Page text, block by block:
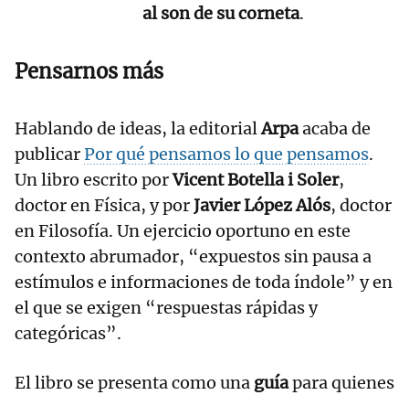
al son de su corneta.
Pensarnos más
Hablando de ideas, la editorialArpaacaba de
publicarPor qué pensamos lo que pensamos.
Un libro escrito porVicent Botella i Soler,
doctor en Física, y porJavier López Alós, doctor
en Filosofía. Un ejercicio oportuno en este
contexto abrumador, “expuestos sin pausa a
estímulos e informaciones de toda índole” y en
el que se exigen “respuestas rápidas y
categóricas”.
El libro se presenta como una guíapara quienes